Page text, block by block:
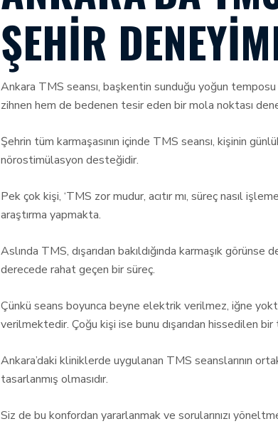
ŞEHIR
Ankara TMS seansı, başkentin sunduğu yoğun
zihnen hem de bedenen tesir eden bir mola noktası
Şehrin tüm karmaşasının içinde TMS seansı, kişinin
nörostimülasyon desteğidir.
Pek çok kişi, ‘TMS zor mudur, acıtır mı, süreç nasıl
araştırma yapmakta.
Aslında TMS, dışarıdan bakıldığında karmaşık görünse
derecede rahat geçen bir süreç.
Çünkü seans boyunca beyne elektrik verilmez, iğne
verilmektedir. Çoğu kişi ise bunu dışarıdan hissedilen
Ankara’daki kliniklerde uygulanan TMS seanslarının
tasarlanmış olmasıdır.
Siz de bu konfordan yararlanmak ve sorularınızı